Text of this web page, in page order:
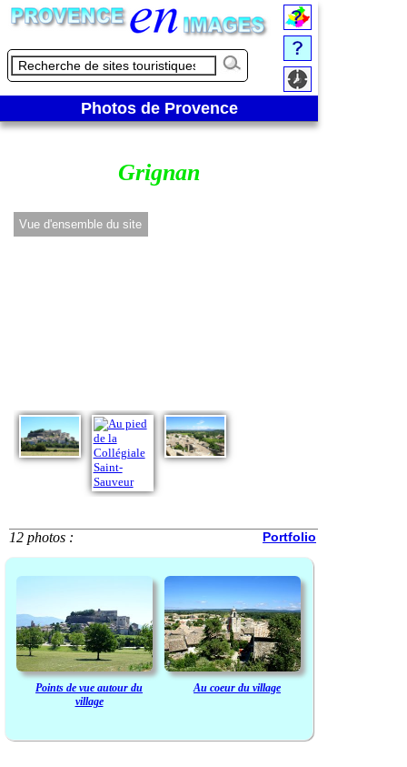
Photos de Provence
Grignan
Vue d'ensemble du site
12 photos : Portfolio
Points de vue autour du
village
Au coeur du village